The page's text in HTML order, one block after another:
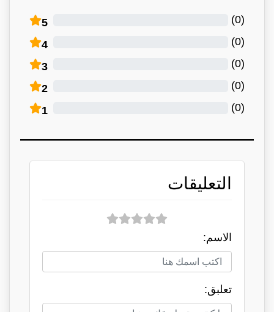
5 (
0
)
4 (
0
)
3 (
0
)
2 (
0
)
1 (
0
)
التعليقات
الاسم:
تعلبق: